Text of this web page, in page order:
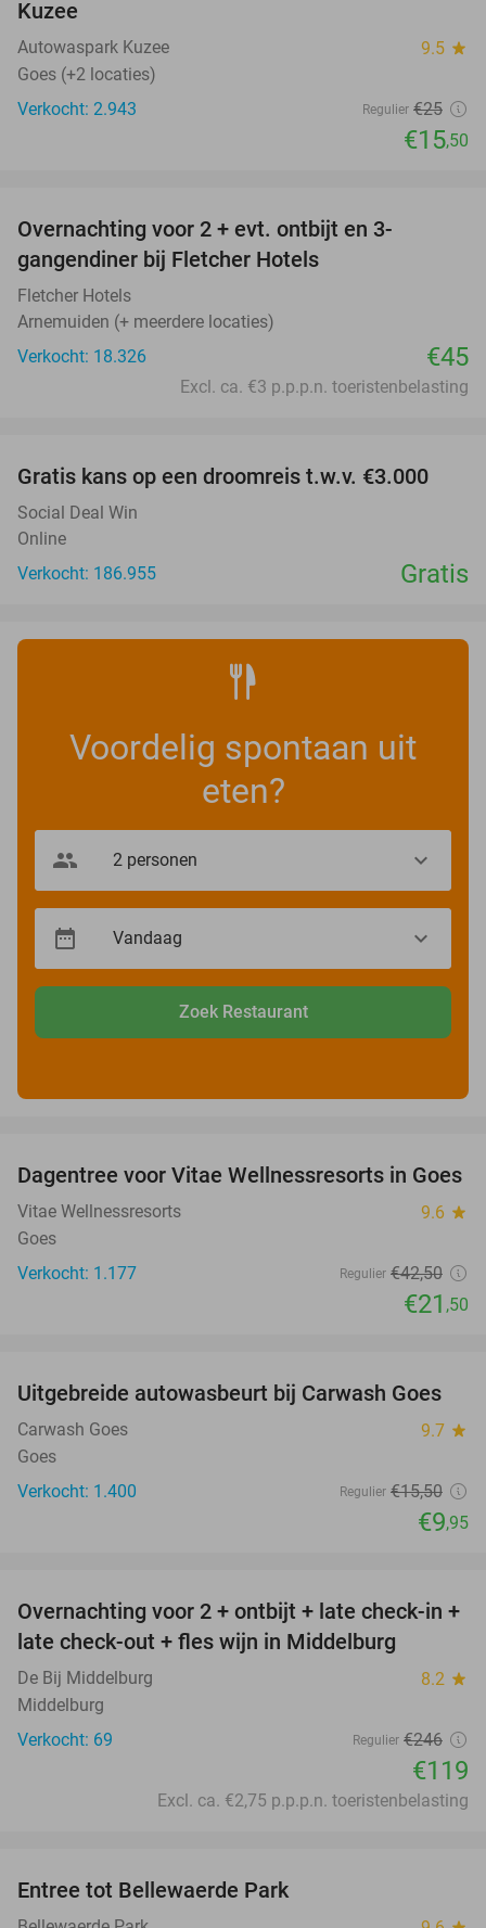
Kuzee
Autowaspark Kuzee 9.5 star
Goes (+2 locaties)
Verkocht: 2.943
Regulier €25
€15,50
Overnachting voor 2 + evt. ontbijt en 3-
gangendiner bij Fletcher Hotels
Fletcher Hotels
Arnemuiden (+ meerdere locaties)
Verkocht: 18.326
€45
Excl. ca. €3 p.p.p.n. toeristenbelasting
Gratis kans op een droomreis t.w.v. €3.000
Social Deal Win
Online
Verkocht: 186.955
Gratis
Voordelig spontaan uit
eten?
Zoek Restaurant
49%
Dagentree voor Vitae Wellnessresorts in Goes
Vitae Wellnessresorts 9.6 star
Goes
Verkocht: 1.177
Regulier €42,50
€21 ,50
36%
Uitgebreide autowasbeurt bij Carwash Goes
Carwash Goes 9.7 star
Goes
Verkocht: 1.400
Regulier €15,50
€9,95
52%
Overnachting voor 2 + ontbijt + late check-in +
late check-out + fles wijn in Middelburg
De Bij Middelburg 8.2 star
Middelburg
Verkocht: 69
Regulier €246
€119
Excl. ca. €2,75 p.p.p.n. toeristenbelasting
Entree tot Bellewaerde Park